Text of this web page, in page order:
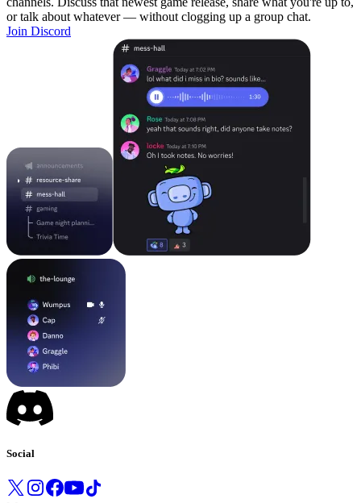
or talk about whatever — without clogging up a group chat.
Join Discord
Social